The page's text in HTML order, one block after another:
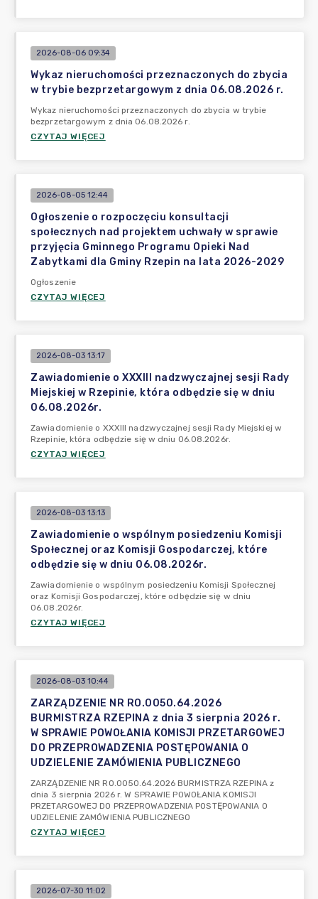
2026-08-06 09:34
Wykaz nieruchomości przeznaczonych do zbycia
w trybie bezprzetargowym z dnia 06.08.2026 r.
Wykaz nieruchomości przeznaczonych do zbycia w trybie
bezprzetargowym z dnia 06.08.2026 r.
CZYTAJ WIĘCEJ
2026-08-05 12:44
Ogłoszenie o rozpoczęciu konsultacji
społecznych nad projektem uchwały w sprawie
przyjęcia Gminnego Programu Opieki Nad
Zabytkami dla Gminy Rzepin na lata 2026-2029
Ogłoszenie
CZYTAJ WIĘCEJ
2026-08-03 13:17
Zawiadomienie o XXXIII nadzwyczajnej sesji Rady
Miejskiej w Rzepinie, która odbędzie się w dniu
06.08.2026r.
Zawiadomienie o XXXIII nadzwyczajnej sesji Rady Miejskiej w
Rzepinie, która odbędzie się w dniu 06.08.2026r.
CZYTAJ WIĘCEJ
2026-08-03 13:13
Zawiadomienie o wspólnym posiedzeniu Komisji
Społecznej oraz Komisji Gospodarczej, które
odbędzie się w dniu 06.08.2026r.
Zawiadomienie o wspólnym posiedzeniu Komisji Społecznej
oraz Komisji Gospodarczej, które odbędzie się w dniu
06.08.2026r.
CZYTAJ WIĘCEJ
2026-08-03 10:44
ZARZĄDZENIE NR RO.0050.64.2026
BURMISTRZA RZEPINA z dnia 3 sierpnia 2026 r.
W SPRAWIE POWOŁANIA KOMISJI PRZETARGOWEJ
DO PRZEPROWADZENIA POSTĘPOWANIA O
UDZIELENIE ZAMÓWIENIA PUBLICZNEGO
ZARZĄDZENIE NR RO.0050.64.2026 BURMISTRZA RZEPINA z
dnia 3 sierpnia 2026 r. W SPRAWIE POWOŁANIA KOMISJI
PRZETARGOWEJ DO PRZEPROWADZENIA POSTĘPOWANIA O
UDZIELENIE ZAMÓWIENIA PUBLICZNEGO
CZYTAJ WIĘCEJ
2026-07-30 11:02